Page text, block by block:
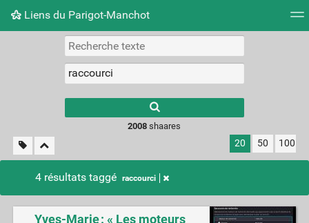
Liens du Parigot-Manchot
Nuage de tags Mur d'images
2008 shaares
20 50 100
4 résultats taggé raccourci
Yves-Marie : « Les moteurs